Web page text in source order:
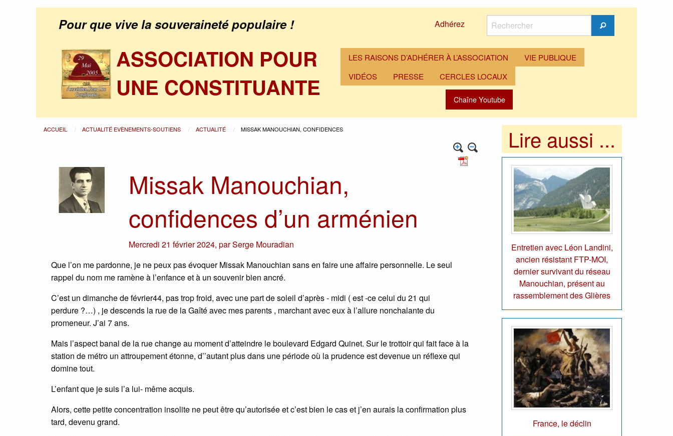
Pour que vive la souveraineté populaire ! Adhérez
Rechercher
Rechercher
ASSOCIATION POUR
UNE CONSTITUANTE
LES RAISONS D’ADHÉRER À L’ASSOCIATION
VIE PUBLIQUE
VIDÉOS
PRESSE CERCLES LOCAUX
Chaîne Youtube
ACCUEIL ACTUALITÉ EVÈNEMENTS-SOUTIENS ACTUALITÉ MISSAK MANOUCHIAN, CONFIDENCES
Missak Manouchian,
confidences d’un arménien
Mercredi 21 février 2024,parSerge Mouradian
Que l’on me pardonne, je ne peux pas évoquer Missak Manouchian sans en faire une affaire personnelle. Le seul
rappel du nom me ramène à l’enfance et à un souvenir bien ancré.
C’est un dimanche de février44, pas trop froid, avec une part de soleil d’après - midi ( est -ce celui du 21 qui
perdure ?…) , je descends la rue de la Gaîté avec mes parents , marchant avec eux à l’allure nonchalante du
promeneur. J’ai 7 ans.
Mais l’aspect banal de la rue change au moment d’atteindre le boulevard Edgard Quinet. Sur le trottoir qui fait face à la
station de métro un attroupement étonne, d’’autant plus dans une période où la prudence est devenue un réflexe qui
domine tout.
L’enfant que je suis l’a lui- même acquis.
Alors, cette petite concentration insolite ne peut être qu’autorisée et c’est bien le cas et j’en aurais la confirmation plus
tard, devenu grand.
Lire aussi ...
Entretien avec Léon Landini,
ancien résistant FTP-MOI,
dernier survivant du réseau
Manouchian, présent au
rassemblement des Glières
France, le déclin